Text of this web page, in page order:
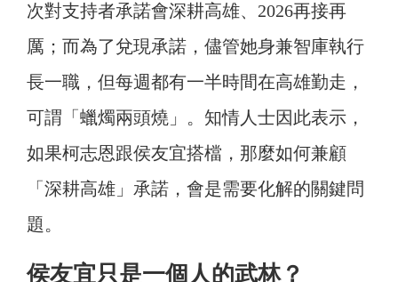
次對支持者承諾會深耕高雄、2026再接再
厲；而為了兌現承諾，儘管她身兼智庫執行
長一職，但每週都有一半時間在高雄勤走，
可謂「蠟燭兩頭燒」。知情人士因此表示，
如果柯志恩跟侯友宜搭檔，那麼如何兼顧
「深耕高雄」承諾，會是需要化解的關鍵問
題。
侯友宜只是一個人的武林？